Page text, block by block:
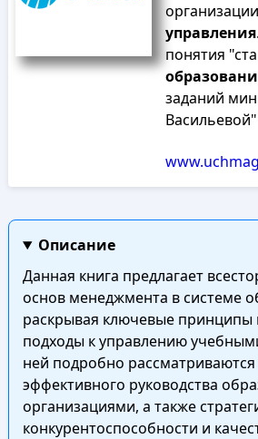
управления
понятия
заданий
Описание
Данная книга предлагает
основ менеджмента в системе
раскрывая ключевые
подходы к управлению
ней подробно
эффективного руководства
организациями, а также
конкурентоспособности и